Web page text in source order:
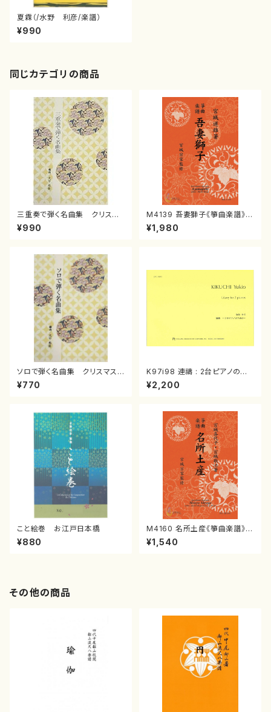
夏霖（/水野 利彦/楽譜）
¥990
同じカテゴリの商品
三重奏で弾く名曲集 クリスマ
スメドレー( 箏2/大平光美 編
曲/楽譜）
¥990
M4139 吾妻獅子《箏曲楽譜》
（箏/宮城道雄著・宮城宗家監修/
箏曲古典楽譜）
¥1,980
ソロで弾く名曲集 クリスマス・
イブ／恋人がサンタクロース(
箏独奏 /大平光美 編曲/楽
¥770
K97i98 連禱 : 2台ピアノのた
めの（2 Pianos / 菊池 幸夫 /
楽譜）
¥2,200
こと絵巻 お江戸日本橋
¥880
M4160 名所土産《箏曲楽譜》
（箏/宮城喜代子・宮城数江著・
宮城宗家監修/箏曲古典楽譜）
¥1,540
その他の商品